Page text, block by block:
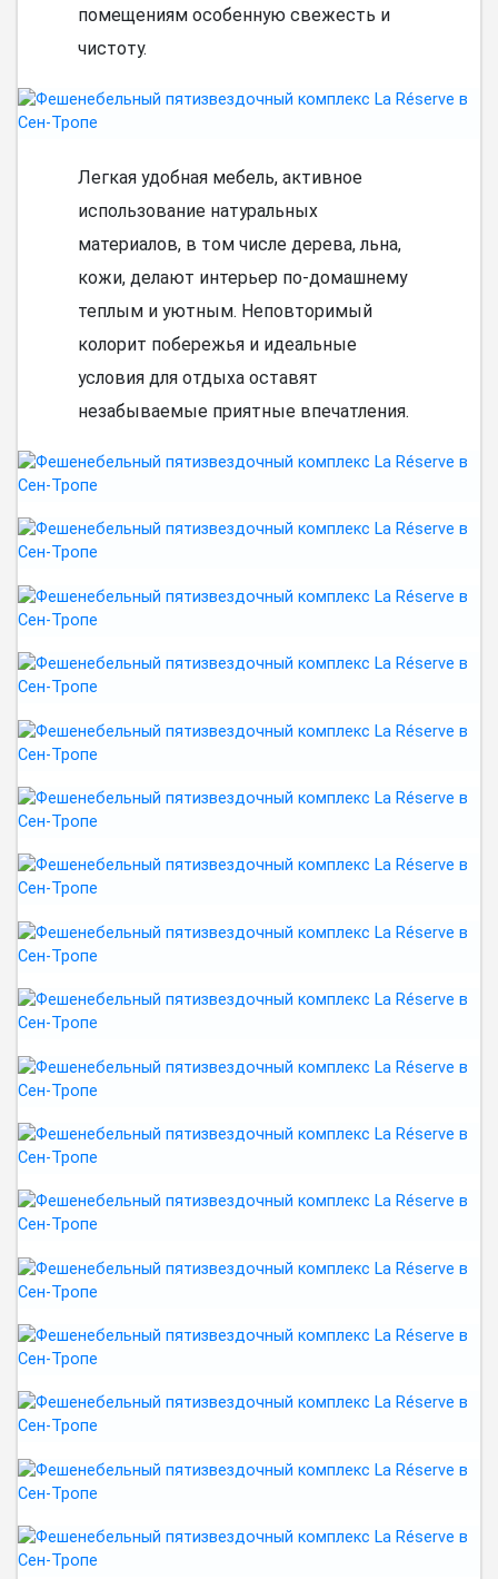
помещениям особенную свежесть и
чистоту.
Легкая удобная мебель, активное
использование натуральных
материалов, в том числе дерева, льна,
кожи, делают интерьер по-домашнему
теплым и уютным. Неповторимый
колорит побережья и идеальные
условия для отдыха оставят
незабываемые приятные впечатления.